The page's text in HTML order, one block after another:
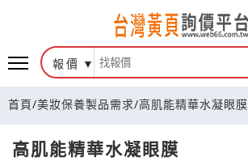
報價
首頁/美妝保養製品需求/高肌能精華水凝眼膜
高肌能精華水凝眼膜